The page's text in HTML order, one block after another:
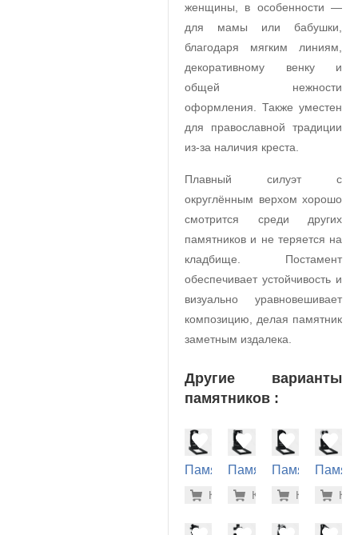
женщины, в особенности —
для мамы или бабушки,
благодаря мягким линиям,
декоративному венку и
общей нежности
оформления. Также уместен
для православной традиции
из-за наличия креста.
Плавный силуэт с
округлённым верхом хорошо
смотрится среди других
памятников и не теряется на
кладбище. Постамент
обеспечивает устойчивость и
визуально уравновешивает
композицию, делая памятник
заметным издалека.
Другие варианты
памятников :
Памятник
могилу
-7% 37.800
Купить
Памятник
могилу
-7%
Купить
Памятник
могилу
-
Купитьмогилу